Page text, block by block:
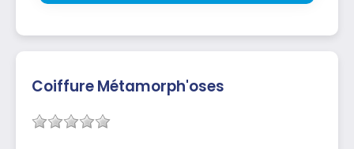
Coiffure Métamorph'oses